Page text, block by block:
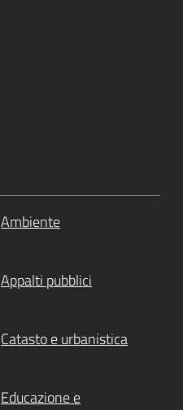
Ambiente
Appalti pubblici
Catasto e urbanistica
Educazione e